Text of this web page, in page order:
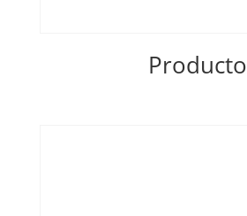
Producto